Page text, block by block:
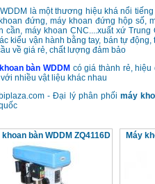
là một thương hiệu khá nổi
đứng, máy khoan đứng hộp số,
cần, máy khoan CNC....xuất xứ
kiểu vận hành bằng tay, bán tự
về giá rẻ, chất lượng đảm bảo
bàn WDDM có giá thành rẻ,
nhiều vật liệu khác nhau
- Đại lý phân phốimáy
khoan bàn WDDM ZQ4116D Máy